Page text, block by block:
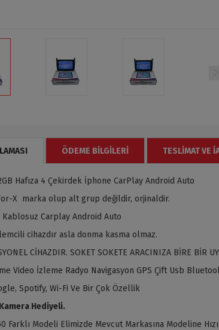
ÖDEME BILGILERI TESLIMAT VE
Hafıza 4 Çekirdek İphone CarPlay Android Auto
X marka olup alt grup değildir, orjinaldir.
Carplay Android Auto
cihazdır asla donma kasma olmaz.
CİHAZDIR. SOKET SOKETE ARACINIZA BİRE BİR
Video İzleme Radyo Navigasyon GPS Çift Usb
Spotify, Wi-Fi Ve Bir Çok Özellik
Hediyeli.
Farklı Modeli Elimizde Mevcut Markasına Modeline